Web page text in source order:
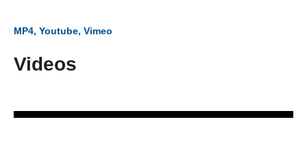
MP4, Youtube, Vimeo
Videos